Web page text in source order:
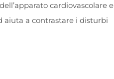
cardiovascolare e
aiuta a contrastare i disturbi